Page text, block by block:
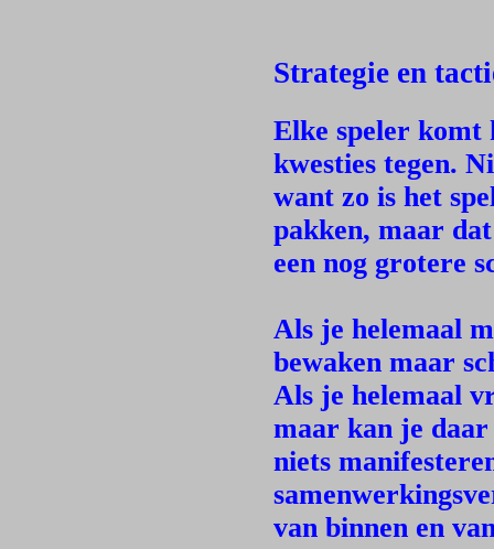
Strategie en
Elke speler
kwesties tegen.
want zo is het
pakken, maar
een nog grotere
Als je helemaal
bewaken maar
Als je helemaal
maar kan je
niets
van binnen en